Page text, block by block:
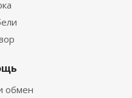
обмен